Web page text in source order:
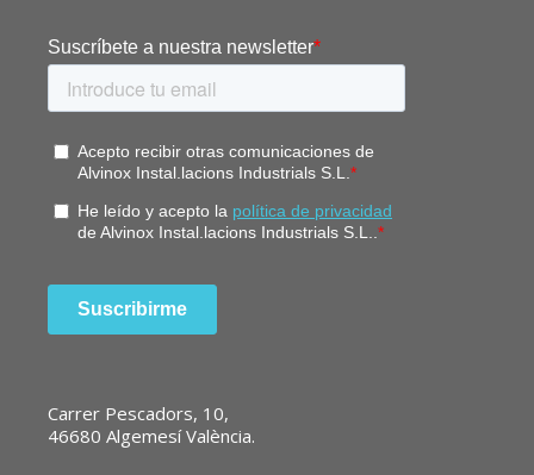
Carrer Pescadors, 10,
46680 Algemesí València.